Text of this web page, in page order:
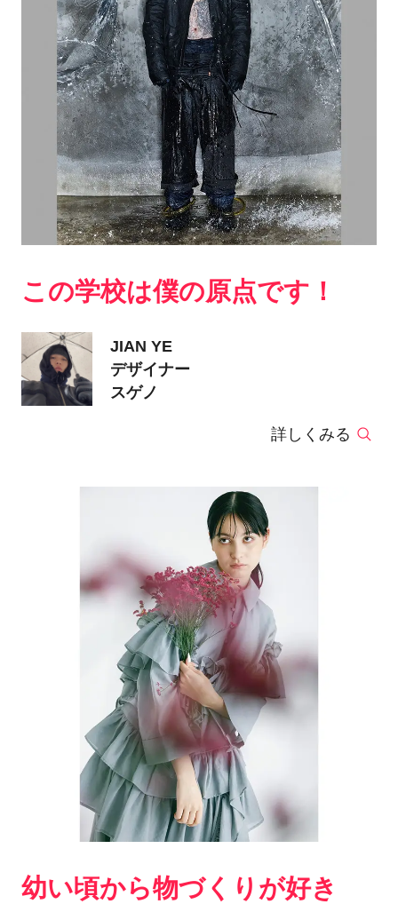
この学校は僕の原点です！
JIAN YE
デザイナー
スゲノ
詳しくみる
幼い頃から物づくりが好き